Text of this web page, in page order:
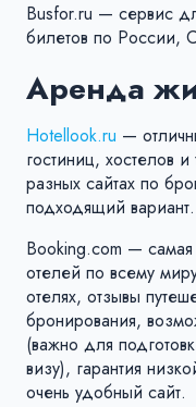
Busfor.ru — сервис
билетов по России,
Аренда
Hotellook.ru —
гостиниц, хостелов
разных сайтах по
подходящий вариант.
Booking.com — самая
отелей по всему
отелях, отзывы
бронирования,
(важно для
визу), гарантия
очень удобный сайт.